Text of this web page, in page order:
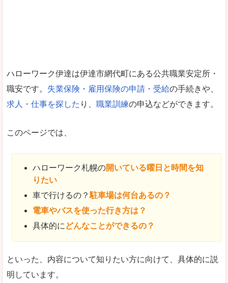
ハローワーク伊達は伊達市網代町にある公共職業安定所・
職安です。 失業保険・雇用保険の申請・受給の手続きや、
求人・仕事を探した り、 職業訓練の申込などができます。
このページでは、
ハローワーク札幌の開いている曜日と時間を知
りたい
車で行けるの？ 駐車場は何台あるの？
電車やバスを使った行き方は？
具体的に どんなことができるの？
といった、内容について知りたい方に向けて、具体的に説
明しています。